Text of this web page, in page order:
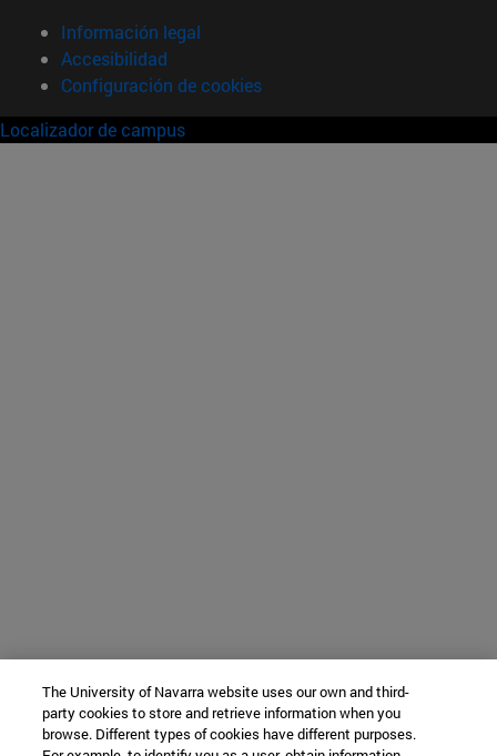
Información legal
Accesibilidad
Configuración de cookies
Localizador de campus
The University of Navarra website uses our own and third-
party cookies to store and retrieve information when you
browse. Different types of cookies have different purposes.